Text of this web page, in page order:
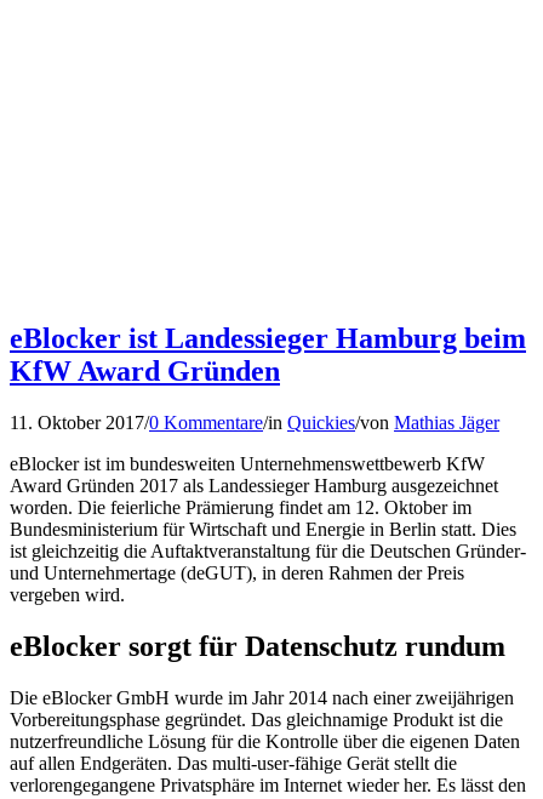
eBlocker ist Landessieger Hamburg beim
KfW Award Gründen
11. Oktober 2017/0 Kommentare/in Quickies/von Mathias Jäger
eBlocker ist im bundesweiten Unternehmenswettbewerb KfW
Award Gründen 2017 als Landessieger Hamburg ausgezeichnet
worden. Die feierliche Prämierung findet am 12. Oktober im
Bundesministerium für Wirtschaft und Energie in Berlin statt. Dies
ist gleichzeitig die Auftaktveranstaltung für die Deutschen Gründer-
und Unternehmertage (deGUT), in deren Rahmen der Preis
vergeben wird.
eBlocker sorgt für Datenschutz rundum
Die eBlocker GmbH wurde im Jahr 2014 nach einer zweijährigen
Vorbereitungsphase gegründet. Das gleichnamige Produkt ist die
nutzerfreundliche Lösung für die Kontrolle über die eigenen Daten
auf allen Endgeräten. Das multi-user-fähige Gerät stellt die
verlorengegangene Privatsphäre im Internet wieder her. Es lässt den